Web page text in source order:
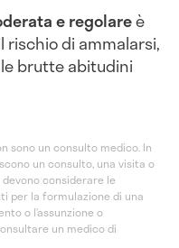
e regolareè
di ammalarsi,
brutte abitudini
sono un consulto medico. In
un consulto, una visita o
considerare le
per la formulazione di una
o l’assunzione o
un medico di